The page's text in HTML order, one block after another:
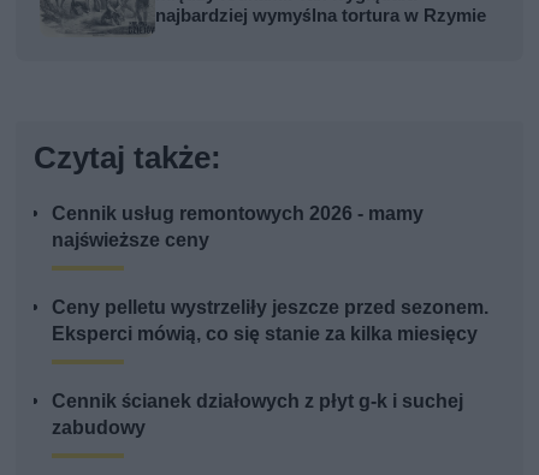
najbardziej wymyślna tortura w Rzymie
Czytaj także:
Cennik usług remontowych 2026 - mamy
najświeższe ceny
Ceny pelletu wystrzeliły jeszcze przed sezonem.
Eksperci mówią, co się stanie za kilka miesięcy
Cennik ścianek działowych z płyt g-k i suchej
zabudowy